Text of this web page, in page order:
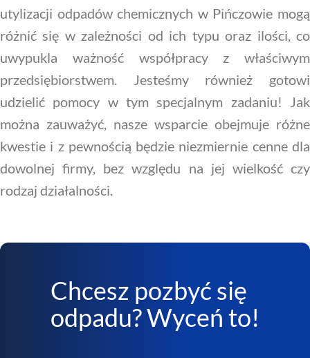
utylizacji odpadów chemicznych w Pińczowie mogą
różnić się w zależności od ich typu oraz ilości, co
uwypukla ważność współpracy z właściwym
przedsiębiorstwem. Jesteśmy również gotowi
udzielić pomocy w tym specjalnym zadaniu! Jak
można zauważyć, nasze wsparcie obejmuje różne
kwestie i z pewnością będzie niezmiernie cenne dla
dowolnej firmy, bez względu na jej wielkość czy
rodzaj działalności.
Chcesz pozbyć się
odpadu? Wyceń to!